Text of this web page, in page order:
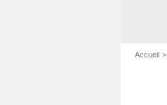
Accueil